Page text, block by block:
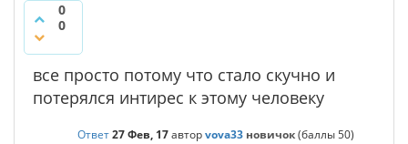
0
0
все просто потому что стало скучно и
потерялся интирес к этому человеку
Ответ27 Фев, 17авторvova33 новичок(баллы50)